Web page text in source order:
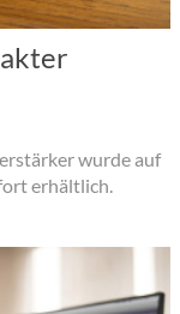
wurde auf
erhältlich.